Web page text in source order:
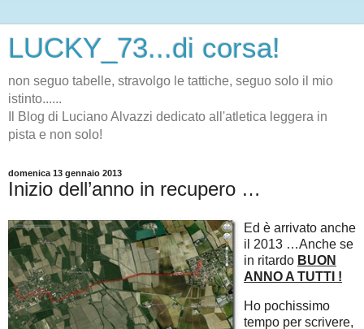
LUCKY_73...di corsa!
non seguo tabelle, stravolgo le tattiche, seguo solo il mio
istinto......
Il Blog di Luciano Alvazzi dedicato all'atletica leggera in
pista e non solo!
domenica 13 gennaio 2013
Inizio dell’anno in recupero …
Ed è arrivato anche
il 2013 …Anche se
in ritardo BUON
ANNO A TUTTI !
Ho pochissimo
tempo per scrivere,